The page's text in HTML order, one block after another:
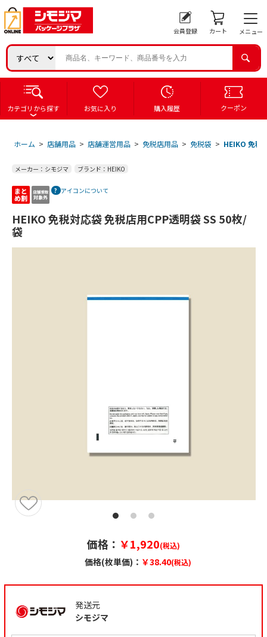
会員登録 カート メニュー
カテゴリから探す お気に入り 購入履歴 クーポン
ホーム > 店舗用品 > 店舗運営用品 > 免税店用品 > 免税袋 > HEIKO 免税
メーカー：シモジマ ブランド：HEIKO
アイコンについて
HEIKO 免税対応袋 免税店用CPP透明袋 SS 50枚/
袋
価格： ￥1,920(税込)
価格(枚単価)： ￥38.40(税込)
発送元
シモジマ